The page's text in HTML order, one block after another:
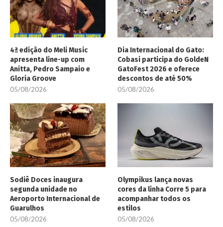
4ª edição do Meli Music
apresenta line-up com
Anitta, Pedro Sampaio e
Gloria Groove
05/08/2026
Dia Internacional do Gato:
Cobasi participa do GoldeN
GatoFest 2026 e oferece
descontos de até 50%
05/08/2026
Sodiê Doces inaugura
segunda unidade no
Aeroporto Internacional de
Guarulhos
05/08/2026
Olympikus lança novas
cores da linha Corre 5 para
acompanhar todos os
estilos
05/08/2026